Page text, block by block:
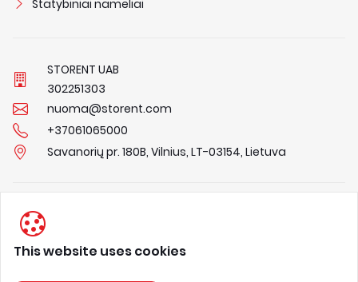
Statybiniai nameliai
STORENT UAB
302251303
nuoma@storent.com
+37061065000
Savanorių pr. 180B, Vilnius, LT-03154, Lietuva
Privacy Policy
About us
This website uses cookies